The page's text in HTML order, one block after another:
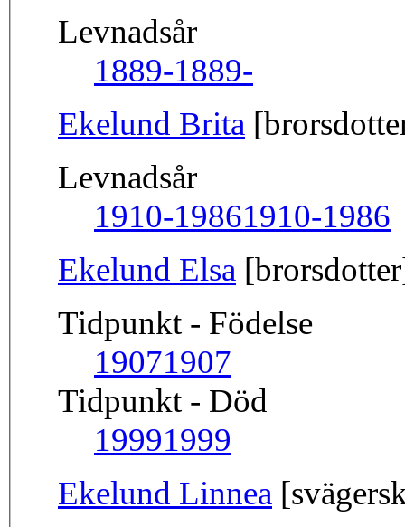
Levnadsår
1889-1889-
Ekelund Brita
Levnadsår
1910-19861910-1986
Ekelund Elsa
Tidpunkt - Födelse
19071907
Tidpunkt - Död
19991999
Ekelund Linnea